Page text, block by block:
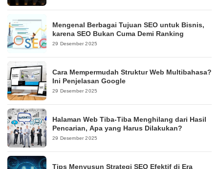
Mengenal Berbagai Tujuan SEO untuk Bisnis,
karena SEO Bukan Cuma Demi Ranking
29 Desember 2025
Cara Mempermudah Struktur Web Multibahasa?
Ini Penjelasan Google
29 Desember 2025
Halaman Web Tiba-Tiba Menghilang dari Hasil
Pencarian, Apa yang Harus Dilakukan?
29 Desember 2025
Tips Menyusun Strategi SEO Efektif di Era